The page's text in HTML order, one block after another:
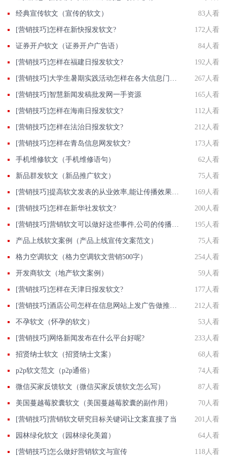
经典宣传软文（宣传的软文） 83人看
[营销技巧]怎样在新快报发软文? 172人看
证券开户软文（证券开户广告语） 84人看
[营销技巧]怎样在福建日报发软文? 192人看
[营销技巧]大学生暑期实践活动怎样在各大信息门户网站发软文? 267人看
[营销技巧]智慧新闻发稿批发网一手资源 165人看
[营销技巧]怎样在海南日报发软文? 112人看
[营销技巧]怎样在法治日报发软文? 212人看
[营销技巧]怎样在青岛信息网发软文? 173人看
手机维修软文（手机维修语句） 62人看
新品群发软文（新品推广软文） 75人看
[营销技巧]提高软文发表的从业效率,能让传播效果事半功倍 169人看
[营销技巧]怎样在新华社发软文? 200人看
[营销技巧]营销软文可以做好这些事件,公司的传播效果也能得到保证 195人看
产品上线软文案例（产品上线宣传文案范文） 75人看
格力空调软文（格力空调软文营销500字） 254人看
开发商软文（地产软文案例） 59人看
[营销技巧]怎样在天津日报发软文? 177人看
[营销技巧]酒店公司怎样在信息网站上发广告做推广提高产品知名度呢 212人看
不孕软文（怀孕的软文） 53人看
[营销技巧]网络新闻发布在什么平台好呢? 233人看
招贤纳士软文（招贤纳士文案） 68人看
p2p软文范文（p2p通俗） 74人看
微信买家反馈软文（微信买家反馈软文怎么写） 87人看
美国蔓越莓胶囊软文（美国蔓越莓胶囊的副作用） 70人看
[营销技巧]营销软文研究目标关键词让文案直接了当 201人看
园林绿化软文（园林绿化美篇） 64人看
[营销技巧]怎么做好营销软文与宣传 118人看